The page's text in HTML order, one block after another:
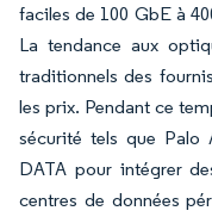
faciles de 100 GbE à
La tendance aux
traditionnels des
les prix. Pendant ce
sécurité tels que Palo
DATA pour intégrer
centres de données